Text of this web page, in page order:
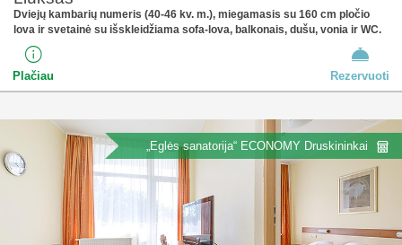
Dviejų kambarių numeris (40-46 kv. m.), miegamasis su 160 cm pločio
lova ir svetainė su išskleidžiama sofa-lova, balkonais, dušu, vonia ir WC.
Plačiau Rezervuoti
„Eglės sanatorija“ ECONOMY Druskininkai